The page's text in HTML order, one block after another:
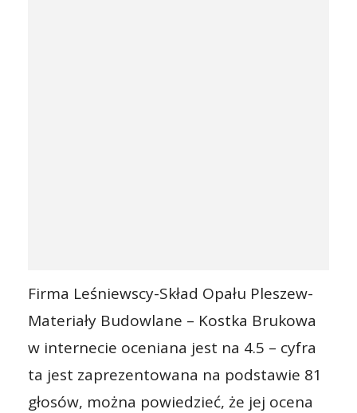
Firma Leśniewscy-Skład Opału Pleszew-
Materiały Budowlane – Kostka Brukowa
w internecie oceniana jest na 4.5 – cyfra
ta jest zaprezentowana na podstawie 81
głosów, można powiedzieć, że jej ocena